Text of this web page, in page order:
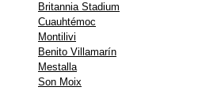
Britannia Stadium
Cuauhtémoc
Montilivi
Benito Villamarín
Mestalla
Son Moix